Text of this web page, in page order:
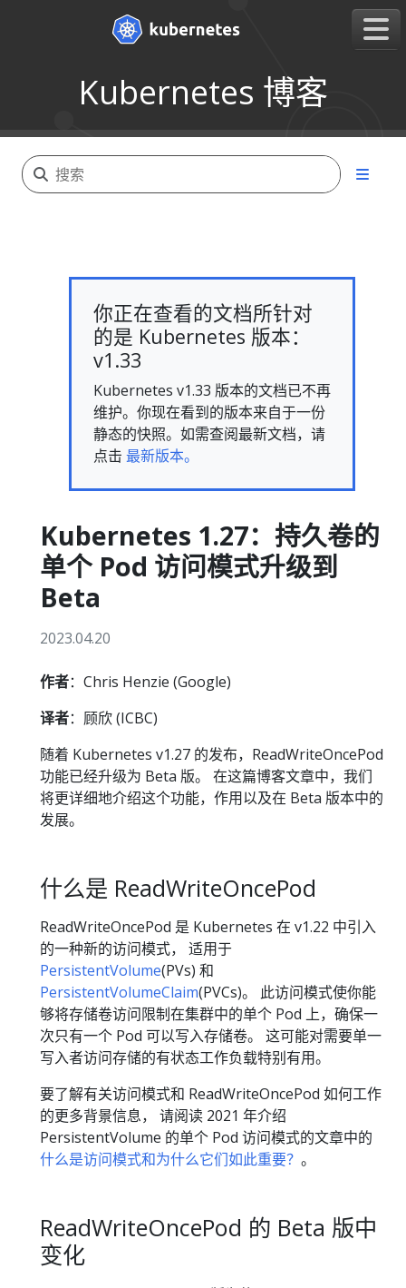
Kubernetes 博客
你正在查看的文档所针对
的是 Kubernetes 版本：
v1.33
Kubernetes v1.33 版本的文档已不再
维护。你现在看到的版本来自于一份
静态的快照。如需查阅最新文档，请
点击 最新版本。
Kubernetes 1.27：持久卷的
单个 Pod 访问模式升级到
Beta
2023.04.20
作者：Chris Henzie (Google)
译者：顾欣 (ICBC)
随着 Kubernetes v1.27 的发布，ReadWriteOncePod
功能已经升级为 Beta 版。 在这篇博客文章中，我们
将更详细地介绍这个功能，作用以及在 Beta 版本中的
发展。
什么是 ReadWriteOncePod
ReadWriteOncePod 是 Kubernetes 在 v1.22 中引入
的一种新的访问模式， 适用于
PersistentVolume(PVs) 和
PersistentVolumeClaim(PVCs)。 此访问模式使你能
够将存储卷访问限制在集群中的单个 Pod 上，确保一
次只有一个 Pod 可以写入存储卷。 这可能对需要单一
写入者访问存储的有状态工作负载特别有用。
要了解有关访问模式和 ReadWriteOncePod 如何工作
的更多背景信息， 请阅读 2021 年介绍
PersistentVolume 的单个 Pod 访问模式的文章中的
什么是访问模式和为什么它们如此重要？ 。
ReadWriteOncePod 的 Beta 版中
变化